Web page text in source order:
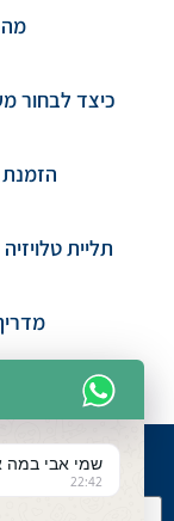
מה
כיצד לבחור
תליית
שמי אבי במה
22:42